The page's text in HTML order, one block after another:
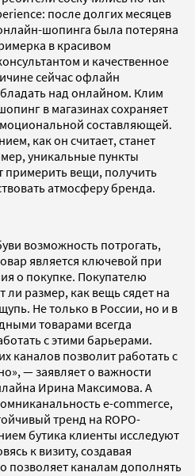
после долгих месяцев
шопинга была потеряна
в красивом
и качественное
сейчас офлайн
над онлайном. Клим
в магазинах сохраняет
составляющей.
как он считает, станет
уникальные пункты
примерить вещи, получить
атмосферу бренда.
возможность потрогать,
является ключевой при
о покупке. Покупателю
размер, как вещь сядет на
Не только в России, но и в
товарами всегда
с этими барьерами.
каналов позволит работать с
— заявляет о важности
Ирина Максимова. А
e-commerce,
тренд на ROPO-
бутика клиенты исследуют
к визиту, создавая
позволяет каналам дополнять